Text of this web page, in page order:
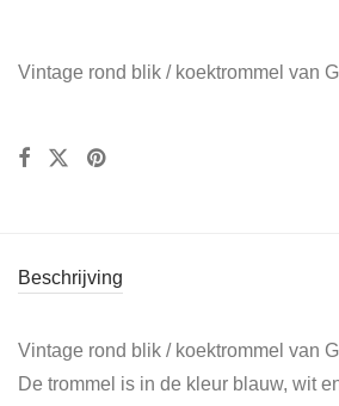
Vintage rond blik / koektrommel van
Beschrijving
Vintage rond blik / koektrommel van
De trommel is in de kleur blauw, wit